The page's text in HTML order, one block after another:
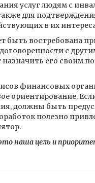
услуг людям с
для
в их
быть востребована
с
его своим
финансовых
ориентирование.
должны быть
полезно
наша цель и